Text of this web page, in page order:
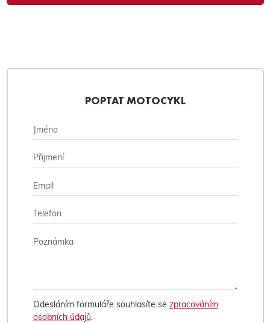
POPTAT MOTOCYKL
Odesláním formuláře souhlasíte se zpracováním
osobních údajů.